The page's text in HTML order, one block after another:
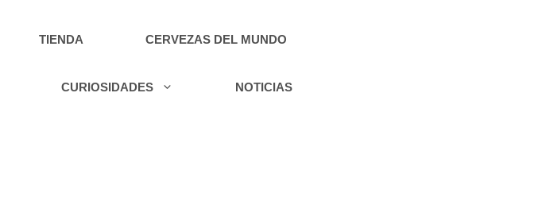
TIENDA CERVEZAS DEL MUNDO
CURIOSIDADES NOTICIAS